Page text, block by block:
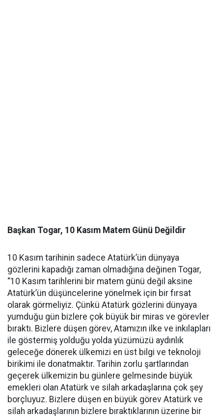
Başkan Togar, 10 Kasım Matem Günü Değildir
10 Kasım tarihinin sadece Atatürk’ün dünyaya
gözlerini kapadığı zaman olmadığına değinen Togar,
“10 Kasım tarihlerini bir matem günü değil aksine
Atatürk’ün düşüncelerine yönelmek için bir fırsat
olarak görmeliyiz. Çünkü Atatürk gözlerini dünyaya
yumduğu gün bizlere çok büyük bir miras ve görevler
bıraktı. Bizlere düşen görev, Atamızın ilke ve inkılapları
ile göstermiş yolduğu yolda yüzümüzü aydınlık
geleceğe dönerek ülkemizi en üst bilgi ve teknoloji
birikimi ile donatmaktır. Tarihin zorlu şartlarından
geçerek ülkemizin bu günlere gelmesinde büyük
emekleri olan Atatürk ve silah arkadaşlarına çok şey
borçluyuz. Bizlere düşen en büyük görev Atatürk ve
silah arkadaşlarının bizlere bıraktıklarının üzerine bir